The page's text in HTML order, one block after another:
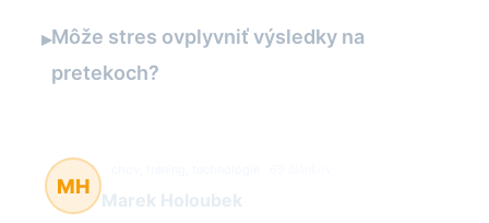
▸Môže stres ovplyvniť výsledky na
pretekoch?
MH
Marek Holoubek